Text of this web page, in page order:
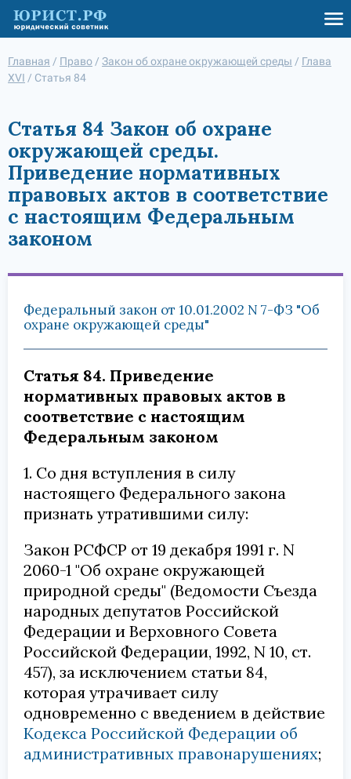
Главная / Право / Закон об охране окружающей среды / Глава
XVI / Статья 84
Статья 84 Закон об охране
окружающей среды.
Приведение нормативных
правовых актов в соответствие
с настоящим Федеральным
законом
Федеральный закон от 10.01.2002 N 7-ФЗ "Об
охране окружающей среды"
Статья 84. Приведение
нормативных правовых актов в
соответствие с настоящим
Федеральным законом
1. Со дня вступления в силу
настоящего Федерального закона
признать утратившими силу:
Закон РСФСР от 19 декабря 1991 г. N
2060-1 "Об охране окружающей
природной среды" (Ведомости Съезда
народных депутатов Российской
Федерации и Верховного Совета
Российской Федерации, 1992, N 10, ст.
457), за исключением статьи 84,
которая утрачивает силу
одновременно с введением в действие
Кодекса Российской Федерации об
административных правонарушениях;